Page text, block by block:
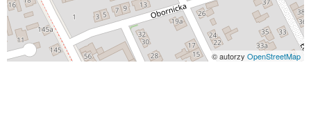
© autorzy OpenStreetMap